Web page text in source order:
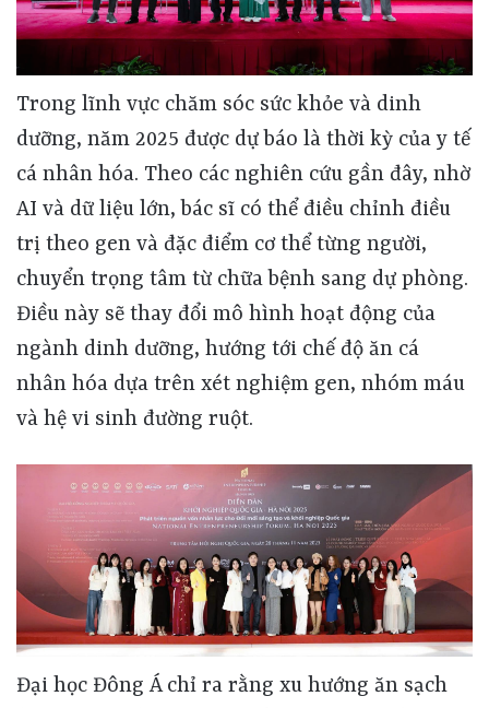
Trong lĩnh vực chăm sóc sức khỏe và dinh
dưỡng, năm 2025 được dự báo là thời kỳ của y tế
cá nhân hóa. Theo các nghiên cứu gần đây, nhờ
AI và dữ liệu lớn, bác sĩ có thể điều chỉnh điều
trị theo gen và đặc điểm cơ thể từng người,
chuyển trọng tâm từ chữa bệnh sang dự phòng.
Điều này sẽ thay đổi mô hình hoạt động của
ngành dinh dưỡng, hướng tới chế độ ăn cá
nhân hóa dựa trên xét nghiệm gen, nhóm máu
và hệ vi sinh đường ruột.
Đại học Đông Á chỉ ra rằng xu hướng ăn sạch